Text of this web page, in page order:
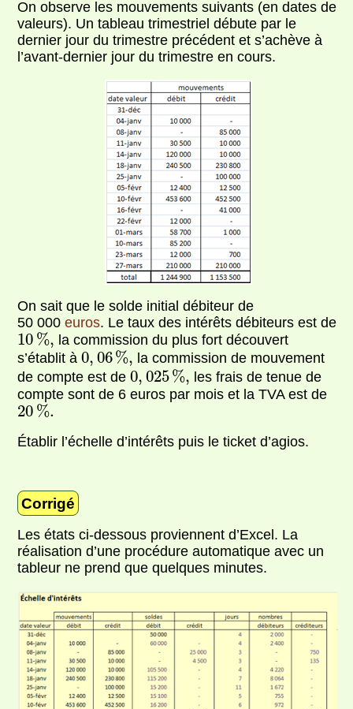
On observe les mouvements suivants (en dates de
valeurs). Un tableau trimestriel débute par le
dernier jour du trimestre précédent et s’achève à
l’avant-dernier jour du trimestre en cours.
On sait que le solde initial débiteur de
50 000euros. Le taux des intérêts débiteurs est de
10 %,
10 %, la commission du plus fort découvert
s’établit à0, 06%,
0,06%, la commission de mouvement
de compte est de0, 025%,
0,025%,les frais de tenue de
compte sont de 6 euros par mois et la TVA est de
20 %.
20%.
Établir l’échelle d’intérêts puis le ticket d’agios.
Corrigé
Les états ci-dessous proviennent d’Excel. La
réalisation d’une procédure automatique avec un
tableur ne prend que quelques minutes.